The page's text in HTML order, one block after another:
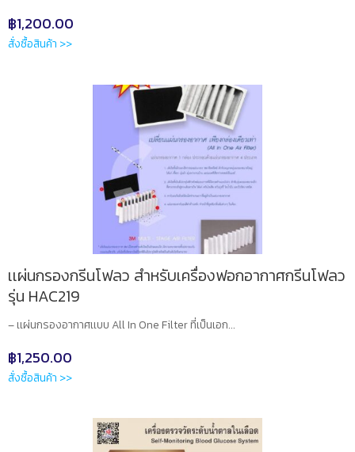
฿1,200.00
สั่งซื้อสินค้า >>
เเผ่นกรองกรีนโฟลว สำหรับเครื่องฟอกอากาศกรีนโฟลว
รุ่น HAC219
– เเผ่นกรองอากาศเเบบ All In One Filter ที่เป็นเอก...
฿1,250.00
สั่งซื้อสินค้า >>